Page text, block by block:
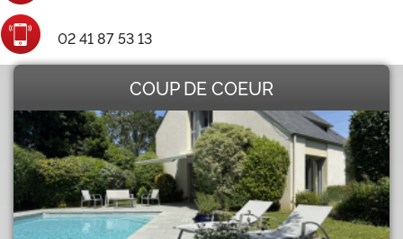
02 41 87 53 13
COUP DE COEUR